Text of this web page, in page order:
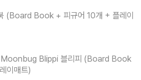
(Board Book + 피규어 10개 + 플레이
Blippi 블리피 (Board Book
이매트)